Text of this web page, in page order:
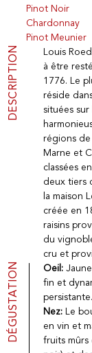
EXPLOREZ
Producteurs
Vins
Mousseux
Boissons fruitées
Porto
Spiritueux
Epicerie Fine
Promotions
Nouveautés
LA MAISON
Actualités
Mentions Légales
Confidentialité
Contact
Pinot Noir
Chardonnay
Pinot Meunier
DESCRIPTION
Louis
à être
1776. Le
réside
situées
régions de
Marne et
classées
deux tiers
la maison
créée en
raisins
du
cru et
DÉGUSTATION Oeil:Jaune
fin et
persistante.
Nez:Le
en vin et
fruits mûrs